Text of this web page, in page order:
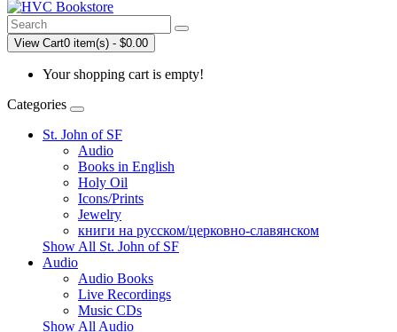
View Cart0 item(s) - $0.00
Your shopping cart is empty!
Categories
St. John of SF
Audio
Books in English
Holy Oil
Icons/Prints
Jewelry
книги на русском/церковно-славянском
Show All St. John of SF
Audio
Audio Books
Live Recordings
Music CDs
Show All Audio